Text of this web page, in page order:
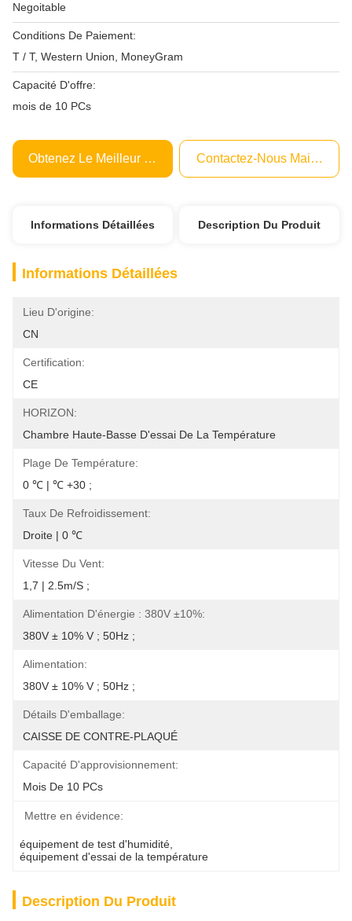
Negoitable
Conditions De Paiement:
T / T, Western Union, MoneyGram
Capacité D'offre:
mois de 10 PCs
Obtenez Le Meilleur Prix Contactez-Nous Maintenant
Informations Détaillées Description Du Produit
Informations Détaillées
Lieu D'origine:
CN
Certification:
CE
HORIZON:
Chambre Haute-Basse D'essai De La Température
Plage De Température:
0 ℃ | ℃ +30 ;
Taux De Refroidissement:
Droite | 0 ℃
Vitesse Du Vent:
1,7 | 2.5m/s ;
Alimentation D'énergie : 380V ±10%:
380V ± 10% V ; 50Hz ;
Alimentation:
380V ± 10% V ; 50Hz ;
Détails D'emballage:
CAISSE DE CONTRE-PLAQUÉ
Capacité D'approvisionnement:
Mois De 10 PCs
Mettre en évidence:
équipement de test d'humidité
équipement d'essai de la température
Description Du Produit